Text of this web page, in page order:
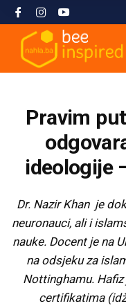
Pravim
ideologije
Dr. Nazir Khan je
neuronauci, ali i
nauke. Docent je na
na odsjeku za
Nottinghamu. Hafiz
certifikatima
Misija i filozofija
Konsultanti/ice
Kontaktirajte nas
Škola islama
Hifz Kur'ana
Arapski jezik kroz
Tematski moduli
Seminari i radionice
Kursevi
Osnove islama
Stopama Poslanika
Žena i islam
Islam i savremeni
Porodični život u
Islamska kultura i
Nahla kao inspiracija
Sloboda vjere
Analize i studije
Radni materijali
Multimedija